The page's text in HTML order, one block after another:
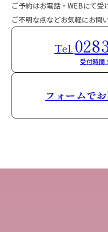
ご予約はお電話・WEBにて受
ご不明な点などお気軽にお問
Tel.
受付時
フォームで